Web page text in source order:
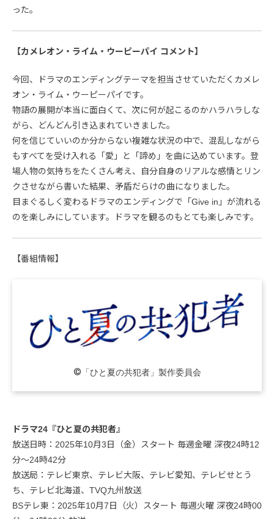
った。
【カメレオン・ライム・ウーピーパイ コメント】
今回、ドラマのエンディングテーマを担当させていただくカメレ
オン・ライム・ウーピーパイです。
物語の展開が本当に面白くて、次に何が起こるのかハラハラしな
がら、どんどん引き込まれていきました。
何を信じていいのか分からない複雑な状況の中で、混乱しながら
もすべてを受け入れる「愛」と「諦め」を曲に込めています。登
場人物の気持ちをたくさん考え、自分自身のリアルな感情とリン
クさせながら書いた結果、矛盾だらけの曲になりました。
目まぐるしく変わるドラマのエンディングで「Give in」が流れる
のを楽しみにしています。ドラマを観るのもとても楽しみです。
【番組情報】
©「ひと夏の共犯者」製作委員会
ドラマ24『ひと夏の共犯者』
放送日時：2025年10月3日（金）スタート 毎週金曜 深夜24時12
分〜24時42分
放送局：テレビ東京、テレビ大阪、テレビ愛知、テレビせとう
ち、テレビ北海道、TVQ九州放送
BSテレ東：2025年10月7日（火）スタート 毎週火曜 深夜24時00